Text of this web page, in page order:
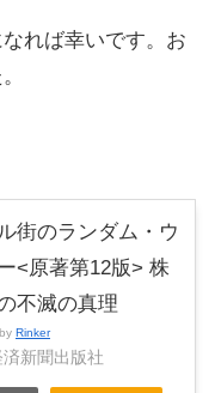
れば幸いです。お
街のランダム・ウ
<原著第12版> 株
不滅の真理
Rinker
済新聞出版社